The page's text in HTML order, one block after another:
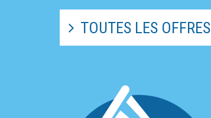
TOUTES LES OFFRES